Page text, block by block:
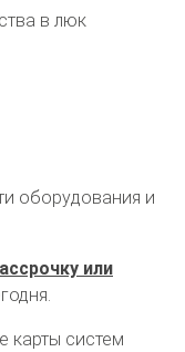
в люк
оборудования и
или
карты систем